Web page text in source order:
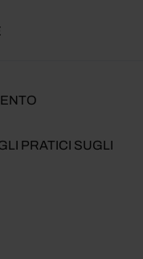
PRATICI SUGLI